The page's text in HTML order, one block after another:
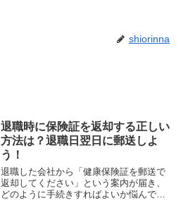
shiorinna
退職時に保険証を返却する正しい
方法は？退職日翌日に郵送しよ
う！
退職した会社から「健康保険証を郵送で
返却してください」という案内が届き、
どのように手続きすればよいか悩んでい